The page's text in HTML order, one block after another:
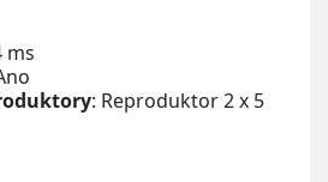
ms
: Reproduktor 2 x 5